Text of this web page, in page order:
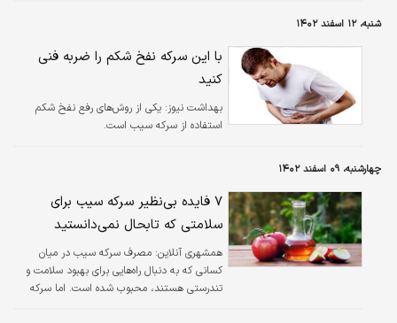
شنبه، ۱۲ اسفند ۱۴۰۲
با این سرکه نفخ شکم را ضربه فنی
کنید
بهداشت نیوز: یکی از روش‌های رفع نفخ شکم
استفاده از سرکه سیب است.
چهارشنبه، ۰۹ اسفند ۱۴۰۲
۷ فایده بی‌نظیر سرکه سیب برای
سلامتی که تابحال نمی‌دانستید
همشهری آنلاین: مصرف سرکه سیب در میان
کسانی که به دنبال راه‌هایی برای بهبود سلامت و
تندرستی هستند، محبوب شده است. اما سرکه